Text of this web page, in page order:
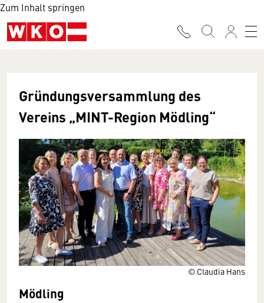
Zum Inhalt springen
© Claudia Hans
Gründungsversammlung des
Vereins „MINT-Region Mödling“
Mödling